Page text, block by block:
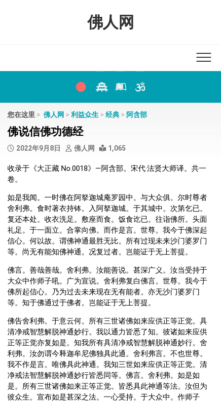
佛人网
您在这里 > 佛人网 > 利益众生 > 经典 > 阿含部
佛说信佛功德经
2022年9月8日 佛人网 1,065
收录于《大正藏 No.0018》—阿含部。宋代·法贤大师译。共一
卷。
如是我闻。一时佛在阿拏迦城庵罗园中。与大众俱。尔时尊者
舍利弗。食时著衣持钵。入阿拏迦城。于其城中。次第乞已。
复还本处。收衣洗足。敷座而食。饭食讫已。往诣佛所。头面
礼足。于一面立。合掌向佛。而作是言。世尊。我今于佛深起
信心。何以故。谓佛神通最胜无比。所有过现未来沙门婆罗门
等。尚无有能知佛神通。况复过者。岂能证于无上菩提。
佛言。善哉善哉。舍利弗。汝能善说。甚深广义。汝当受持于
大众中作师子吼。广为宣说。舍利弗复白佛言。世尊。我今于
佛所起信心。乃为过去未来现在无有能者。亦无沙门婆罗门
等。知于佛通过于佛者。岂能证于无上菩提。
佛告舍利弗。于意云何。所有三世诸佛如来应供正等正觉。具
清净戒智慧解脱神通妙行。我以通力皆悉了知。彼诸如来应供
正等正觉亦复如是。知我所有具清净戒智慧解脱神通妙行。舍
利弗。汝勿谓今释迦牟尼佛独具此通。舍利弗言。不也世尊。
我不作是言。唯佛具此神通。我知三世如来应供正等正觉。清
净戒法智慧解脱神通妙行皆悉同等。佛言。舍利弗。如是如
是。所有三世诸佛如来正等正觉。皆悉具此神通等法。汝但为
彼众生。宣布如是甚深之法。一心受持。于大众中。作师子